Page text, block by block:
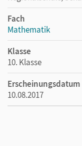
Fach
Mathematik
Klasse
10. Klasse
Erscheinungsdatum
10.08.2017